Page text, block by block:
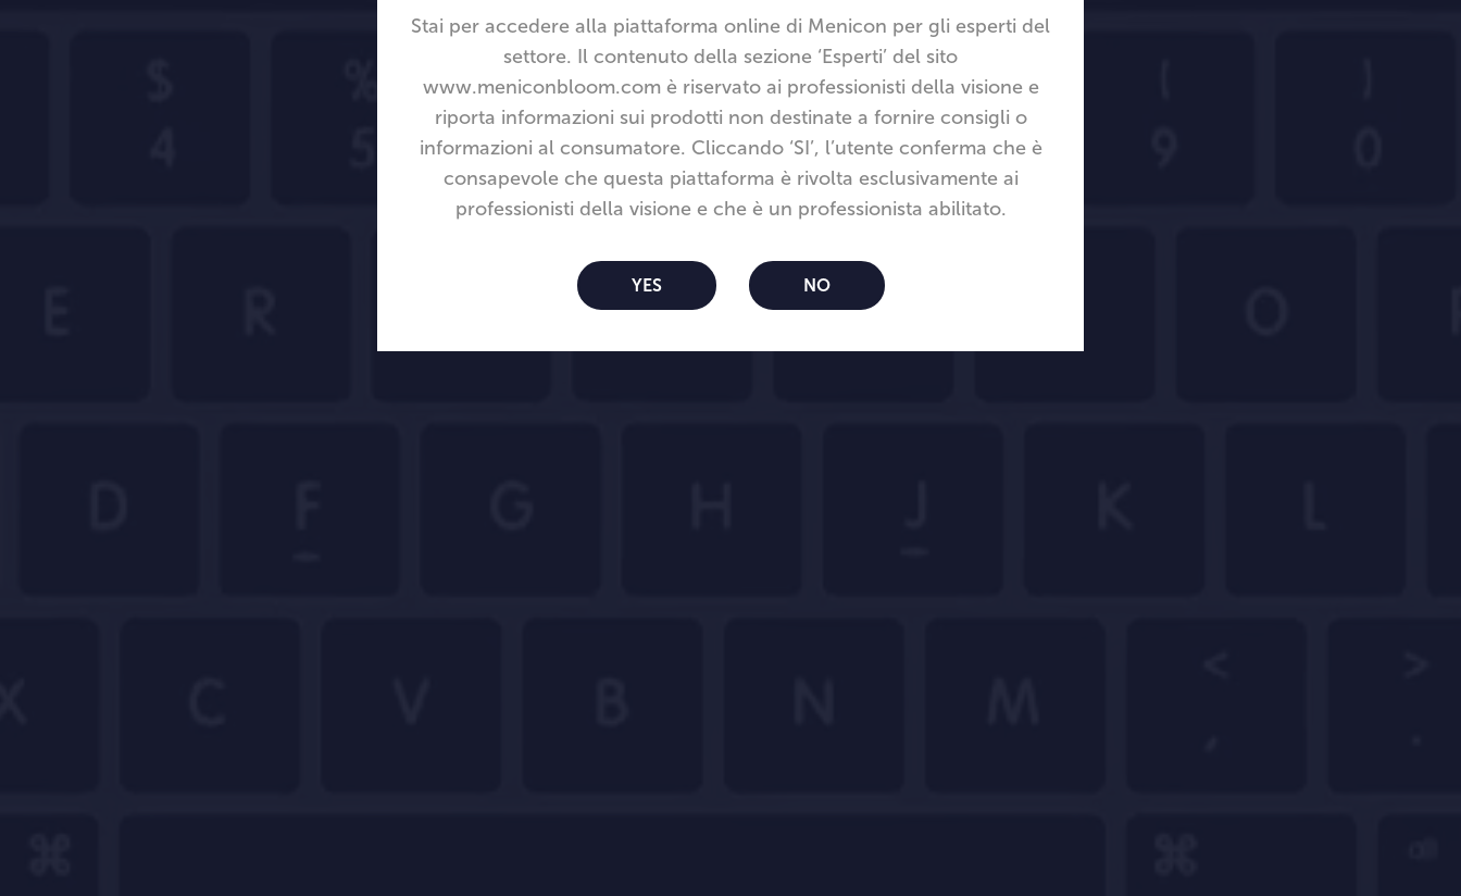
Stai per accedere alla piattaforma online di Menicon per gli esperti del
settore. Il contenuto della sezione ‘Esperti’ del sito
www.meniconbloom.com è riservato ai professionisti della visione e
riporta informazioni sui prodotti non destinate a fornire consigli o
informazioni al consumatore. Cliccando ‘SI’, l’utente conferma che è
consapevole che questa piattaforma è rivolta esclusivamente ai
professionisti della visione e che è un professionista abilitato.
YES NO
Menicon Bloom™ Easyfit